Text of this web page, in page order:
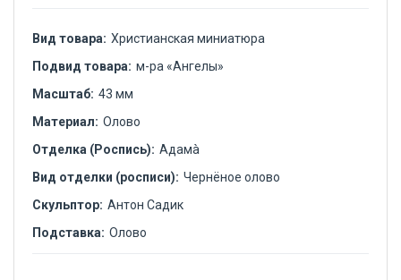
Вид товара: Христианская миниатюра
Подвид товара: м-ра «Ангелы»
Масштаб: 43 мм
Материал: Олово
Отделка (Роспись): Адамà
Вид отделки (росписи): Чернёное олово
Скульптор: Антон Садик
Подставка: Олово